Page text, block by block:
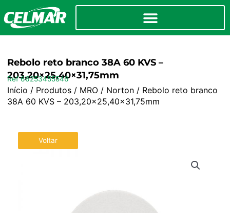
Rebolo reto branco 38A 60 KVS –
203,20×25,40×31,75mm
Ref 66253455546
Início / Produtos/ MRO/ Norton/ Rebolo reto branco
38A 60 KVS – 203,20×25,40×31,75mm
Voltar